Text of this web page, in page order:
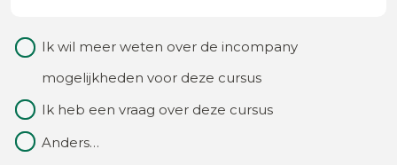
van?
(Vereist)
Waarom
contact
Ik wil meer weten over de incompany
mogelijkheden voor deze cursus
Ik heb een vraag over deze cursus
Anders…